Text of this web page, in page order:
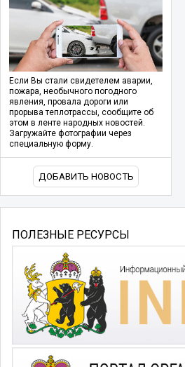
Если Вы стали свидетелем аварии,
пожара, необычного погодного
явления, провала дороги или
прорыва теплотрассы, сообщите об
этом в ленте народных новостей.
Загружайте фотографии через
специальную форму.
ДОБАВИТЬ НОВОСТЬ
ПОЛЕЗНЫЕ РЕСУРСЫ